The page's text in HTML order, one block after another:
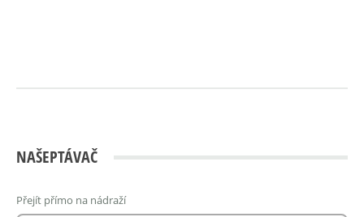
NAŠEPTÁVAČ
Přejít přímo na nádraží